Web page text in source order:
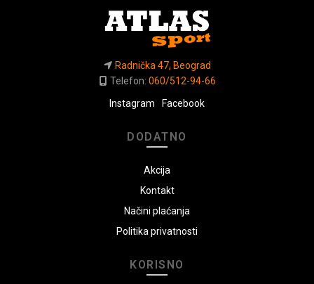
Radnička 47, Beograd
Telefon: 060/512-94-66
Instagram
Facebook
DODATNO
Akcija
Kontakt
Načini plaćanja
Politika privatnosti
KORISNO